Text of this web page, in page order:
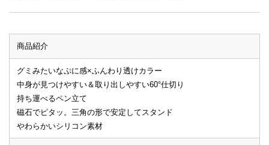
商品紹介
グミみたいなぷに感×ふんわり透けカラー
中身が見つけやすい＆取り出しやすい60°仕切り
持ち運べるペン立て
磁石でピタッ。三角の形で安定してスタンド
やわらかいシリコン素材